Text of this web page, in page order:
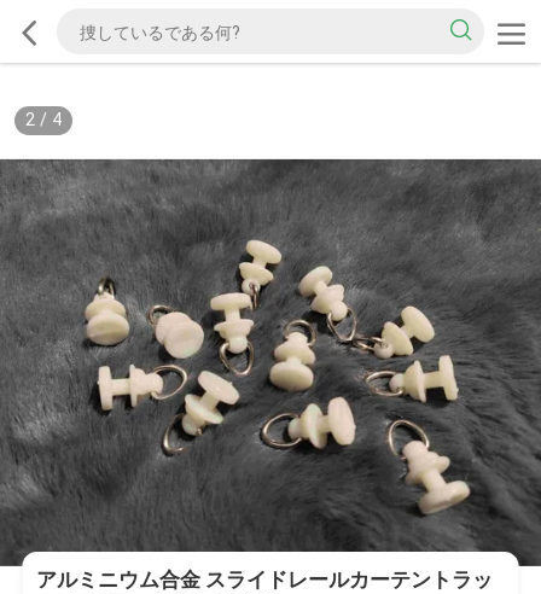
2/ 4
アルミニウム合金 スライドレールカーテントラッ